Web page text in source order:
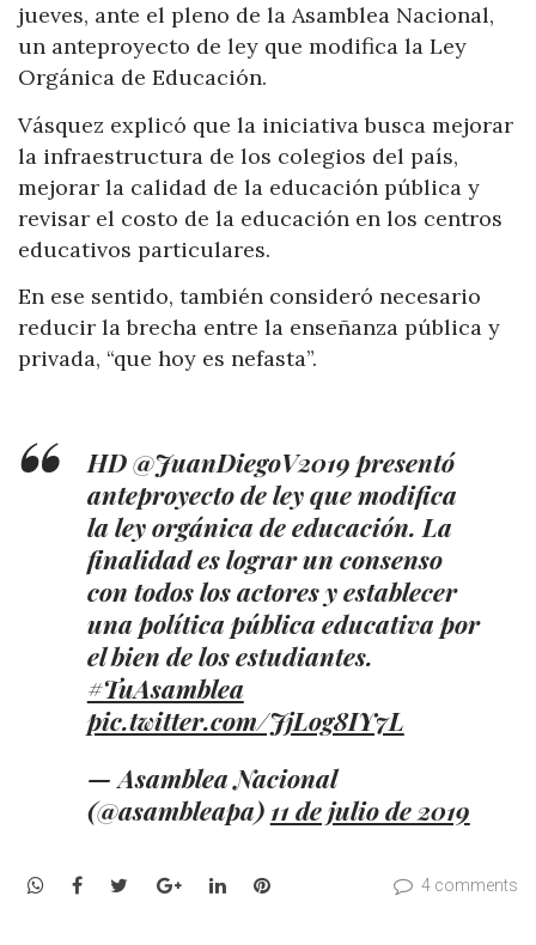
jueves, ante el pleno de la Asamblea Nacional,
un anteproyecto de ley que modifica la Ley
Orgánica de Educación.
Vásquez explicó que la iniciativa busca mejorar
la infraestructura de los colegios del país,
mejorar la calidad de la educación pública y
revisar el costo de la educación en los centros
educativos particulares.
En ese sentido, también consideró necesario
reducir la brecha entre la enseñanza pública y
privada, “que hoy es nefasta”.
HD @JuanDiegoV2019 presentó
anteproyecto de ley que modifica
la ley orgánica de educación. La
finalidad es lograr un consenso
con todos los actores y establecer
una política pública educativa por
el bien de los estudiantes.
#TuAsamblea
pic.twitter.com/JjLog8IY7L
— Asamblea Nacional
(@asambleapa) 11 de julio de 2019
WhatsApp
Facebook
TwitterGoogle+LinkedInPinterest 4 comments